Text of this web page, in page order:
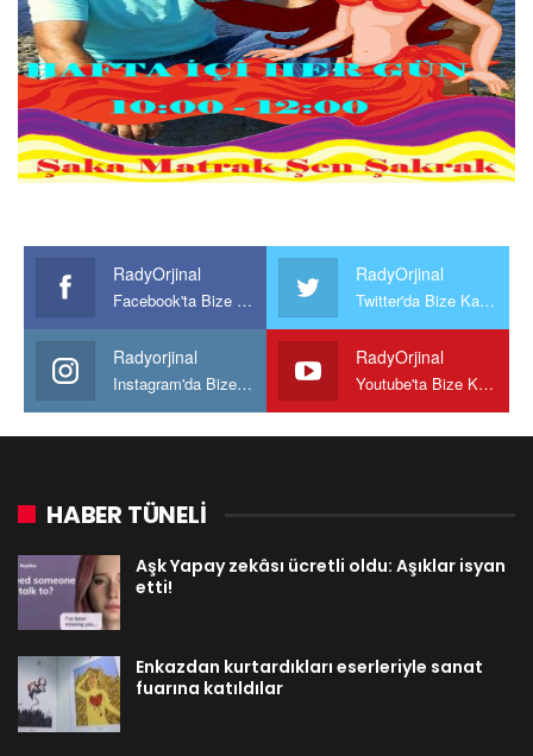
RadyOrjinal
Facebook'ta Bize Katılın
RadyOrjinal
Twitter'da Bize Katılın
Radyorjinal
Instagram'da Bize katılın
RadyOrjinal
Youtube'ta Bize Katılın
HABER TÜNELİ
Aşk Yapay zekâsı ücretli oldu: Aşıklar isyan
etti!
Enkazdan kurtardıkları eserleriyle sanat
fuarına katıldılar